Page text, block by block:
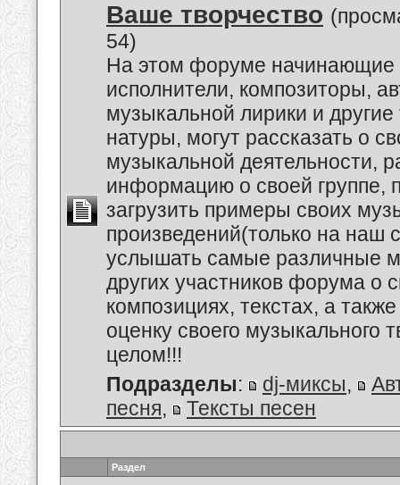
Ваше творчество
54)
На этом форуме начинающие
исполнители, композиторы,
музыкальной лирики и другие
натуры, могут рассказать о
музыкальной деятельности,
информацию о своей группе,
загрузить примеры своих
произведений(только на наш
услышать самые различные
других участников форума о
композициях, текстах, а
оценку своего музыкального
целом!!!
Подразделы: dj-миксы,
песня, Тексты песен
Раздел